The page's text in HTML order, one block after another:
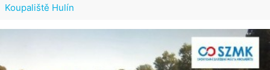
Koupaliště Hulín